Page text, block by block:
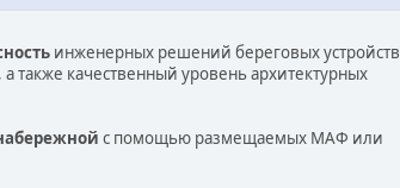
инженерных решений береговых устройств
также качественный уровень архитектурных
с помощью размещаемых МАФ или